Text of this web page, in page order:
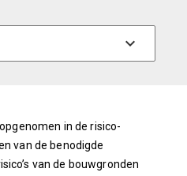
opgenomen in de risico-
van de benodigde
van de bouwgronden